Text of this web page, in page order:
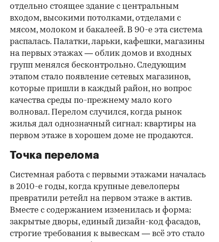
отдельно стоящее здание с центральным
входом, высокими потолками, отделами с
мясом, молоком и бакалеей. В 90-е эта система
распалась. Палатки, ларьки, кафешки, магазины
на первых этажах — облик домов и входных
групп менялся бесконтрольно. Следующим
этапом стало появление сетевых магазинов,
которые пришли в каждый район, но вопрос
качества среды по-прежнему мало кого
волновал. Перелом случился, когда рынок
жилья дал однозначный сигнал: квартиры на
первом этаже в хорошем доме не продаются.
Точка перелома
Системная работа с первыми этажами началась
в 2010-е годы, когда крупные девелоперы
превратили ретейл на первом этаже в актив.
Вместе с содержанием изменилась и форма:
закрытые дворы, единый дизайн-код фасадов,
строгие требования к вывескам — всё это стало